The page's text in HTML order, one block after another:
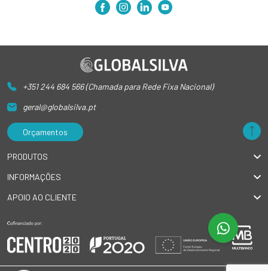
+351 244 684 566 (Chamada para Rede Fixa Nacional)
geral@globalsilva.pt
Orçamentos
PRODUTOS
INFORMAÇÕES
APOIO AO CLIENTE